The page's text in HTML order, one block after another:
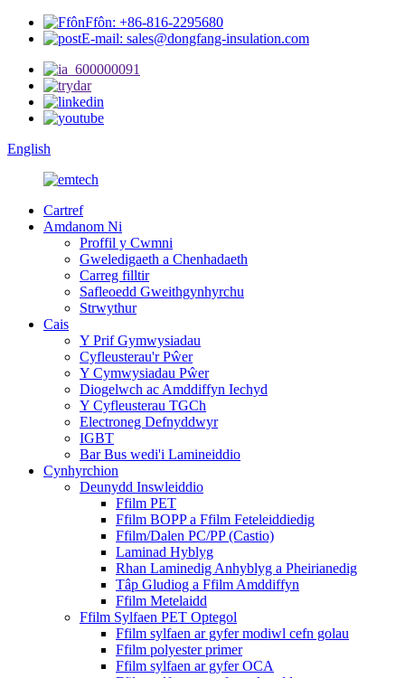
Ffôn: +86-816-2295680
E-mail: sales@dongfang-insulation.com
English
Cartref
Amdanom Ni
Proffil y Cwmni
Gweledigaeth a Chenhadaeth
Carreg filltir
Safleoedd Gweithgynhyrchu
Strwythur
Cais
Y Prif Gymwysiadau
Cyfleusterau'r Pŵer
Y Cymwysiadau Pŵer
Diogelwch ac Amddiffyn Iechyd
Y Cyfleusterau TGCh
Electroneg Defnyddwyr
IGBT
Bar Bus wedi'i Lamineiddio
Cynhyrchion
Deunydd Inswleiddio
Ffilm PET
Ffilm BOPP a Ffilm Feteleiddiedig
Ffilm/Dalen PC/PP (Castio)
Laminad Hyblyg
Rhan Laminedig Anhyblyg a Pheirianedig
Tâp Gludiog a Ffilm Amddiffyn
Ffilm Metelaidd
Ffilm Sylfaen PET Optegol
Ffilm sylfaen ar gyfer modiwl cefn golau
Ffilm polyester primer
Ffilm sylfaen ar gyfer OCA